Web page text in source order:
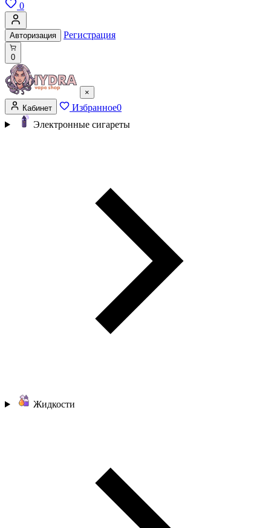
0
Авторизация Регистрация
0
×
Кабинет
Избранное0
Электронные сигареты
Жидкости